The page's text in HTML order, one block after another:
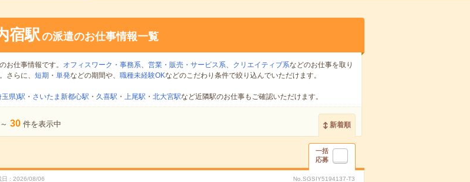
宿駅の派遣のお仕事情報一覧
お仕事情報です。 オフィスワーク・事務系、 営業・販売・サービス系、 クリエイティブ系などのお仕事を取り
さらに、 短期 ・ 単発などの期間や、 職種未経験OKなどのこだわり条件で絞り込んでいただけます。
玉県)駅 ・ さいたま新都心駅 ・ 久喜駅 ・ 上尾駅 ・ 北大宮駅など近隣駅のお仕事もご確認いただけます。
～ 30 件を表示中 新着順
一括
応募
2026/08/06 No.SGSIY5194137-T3